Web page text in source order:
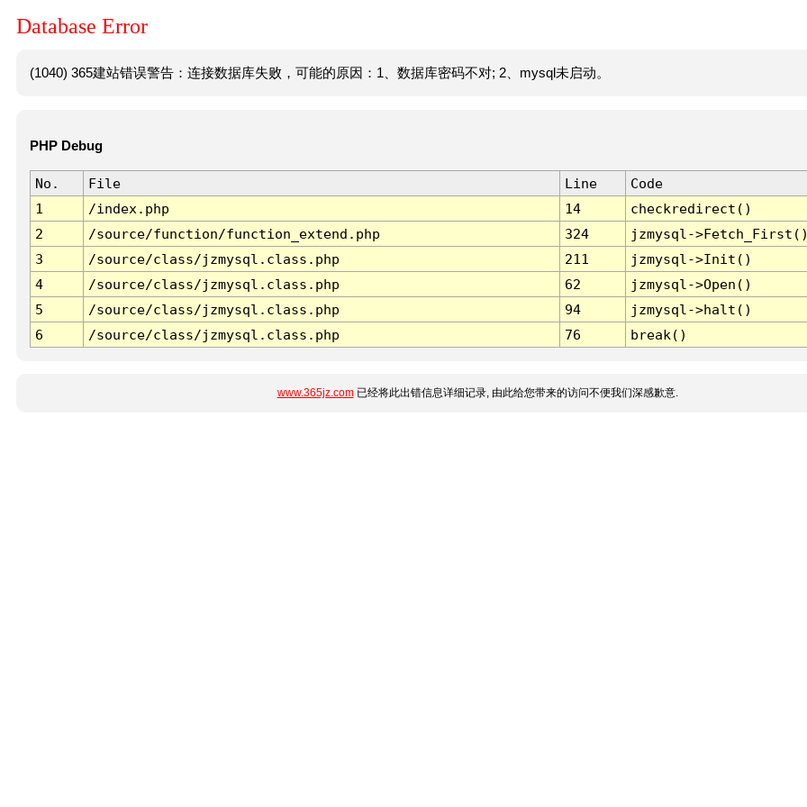
Database Error
(1040) 365建站错误警告：连接数据库失败，可能的原因：1、数据库密码不对; 2、mysql未启动。
PHP Debug
No. File Line
Code
1
/index.php 14
checkredirect()
2
/source/function/function_extend.php 324
jzmysql-
3
/source/class/jzmysql.class.php 211
jzmysql->Init()
4
/source/class/jzmysql.class.php 62
jzmysql->Open()
5
/source/class/jzmysql.class.php 94
jzmysql->halt()
6
/source/class/jzmysql.class.php 76 break()
www.365jz.com已经将此出错信息详细记录, 由此给您带来的访问不便我们深感歉意.